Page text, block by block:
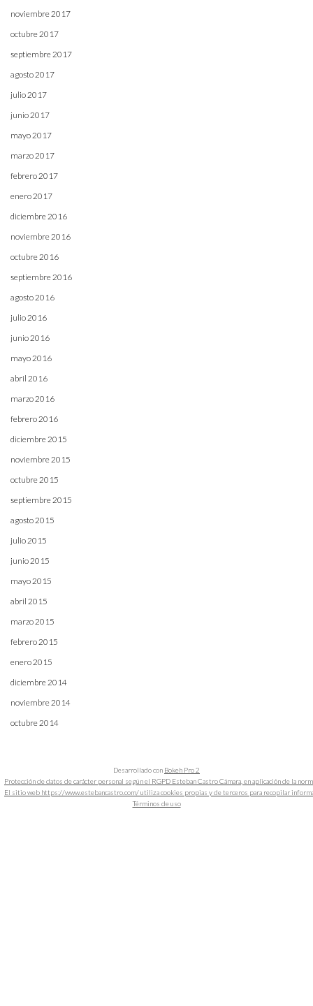
noviembre 2017
octubre 2017
septiembre 2017
agosto 2017
julio 2017
junio 2017
mayo 2017
marzo 2017
febrero 2017
enero 2017
diciembre 2016
noviembre 2016
octubre 2016
septiembre 2016
agosto 2016
julio 2016
junio 2016
mayo 2016
abril 2016
marzo 2016
febrero 2016
diciembre 2015
noviembre 2015
octubre 2015
septiembre 2015
agosto 2015
julio 2015
junio 2015
mayo 2015
abril 2015
marzo 2015
febrero 2015
enero 2015
diciembre 2014
noviembre 2014
octubre 2014
Desarrollado con Bokeh Pro 2
Protección de datos de carácter personal según el RGPD Esteban Castro Cámara, en aplicación de la
El sitio web https://www.estebancastro.com/ utiliza cookies propias y de terceros para recopilar
Términos de uso